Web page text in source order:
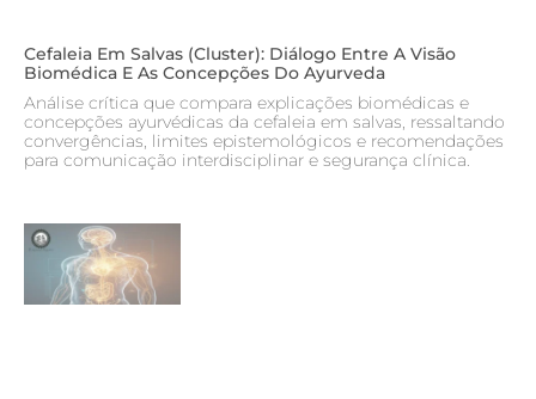
Cefaleia Em Salvas (cluster): Diálogo Entre A Visão
Biomédica E As Concepções Do Ayurveda
Análise crítica que compara explicações biomédicas e
concepções ayurvédicas da cefaleia em salvas, ressaltando
convergências, limites epistemológicos e recomendações
para comunicação interdisciplinar e segurança clínica.